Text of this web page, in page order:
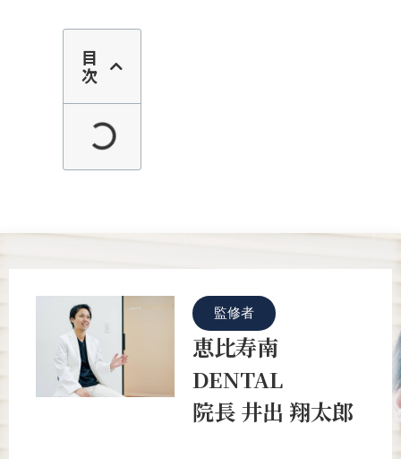
目
次
監修者
恵比寿南
DENTAL
院長 井出 翔太郎